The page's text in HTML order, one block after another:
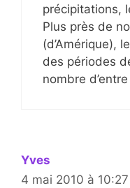
précipitations,
Plus près de
(d’Amérique),
des périodes
nombre
Yves
4 mai 2010 à 10:27